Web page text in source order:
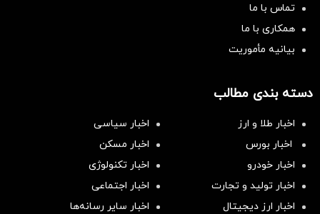
تماس با ما
همکاری با ما
بیانیه مأموریت
دسته بندی مطالب
اخبار طلا و ارز
اخبار سیاسی
اخبار بورس
اخبار مسکن
اخبار خودرو
اخبار تکنولوژی
اخبار تولید و تجارت
اخبار اجتماعی
اخبار ارز دیجیتال
اخبار سایر رسانه‌‌ها